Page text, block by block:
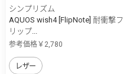
シンプリズム
AQUOS wish4 [FlipNote] 耐衝撃フ
リップ...
参考価格￥2,780
レザー